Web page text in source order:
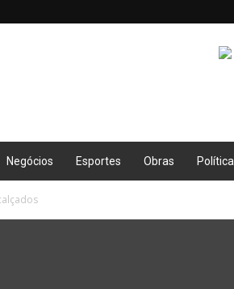
Negócios Esportes Obras Política